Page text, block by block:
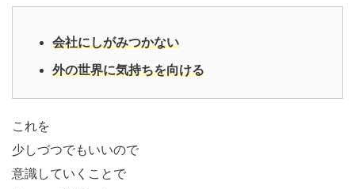
会社にしがみつかない
外の世界に気持ちを向ける
これを
少しづつでもいいので
意識していくことで